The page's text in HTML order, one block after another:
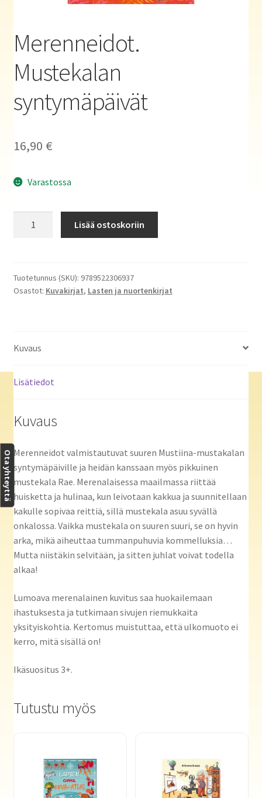
Merenneidot.
Mustekalan
syntymäpäivät
16,90 €
Varastossa
Lisää ostoskoriin
Tuotetunnus (SKU): 9789522306937
Osastot: Kuvakirjat, Lasten ja nuortenkirjat
Kuvaus
Lisätiedot
Kuvaus
Merenneidot valmistautuvat suuren Mustiina-mustakalan
syntymäpäiville ja heidän kanssaan myös pikkuinen
mustekala Rae. Merenalaisessa maailmassa riittää
huisketta ja hulinaa, kun leivotaan kakkua ja suunnitellaan
kakulle sopivaa reittiä, sillä mustekala asuu syvällä
onkalossa. Vaikka mustekala on suuren suuri, se on hyvin
arka, mikä aiheuttaa tummanpuhuvia kommelluksia…
Mutta niistäkin selvitään, ja sitten juhlat voivat todella
alkaa!
Lumoava merenalainen kuvitus saa huokailemaan
ihastuksesta ja tutkimaan sivujen riemukkaita
yksityiskohtia. Kertomus muistuttaa, että ulkomuoto ei
kerro, mitä sisällä on!
Ikäsuositus 3+.
Tutustu myös
Ota yhteyttä